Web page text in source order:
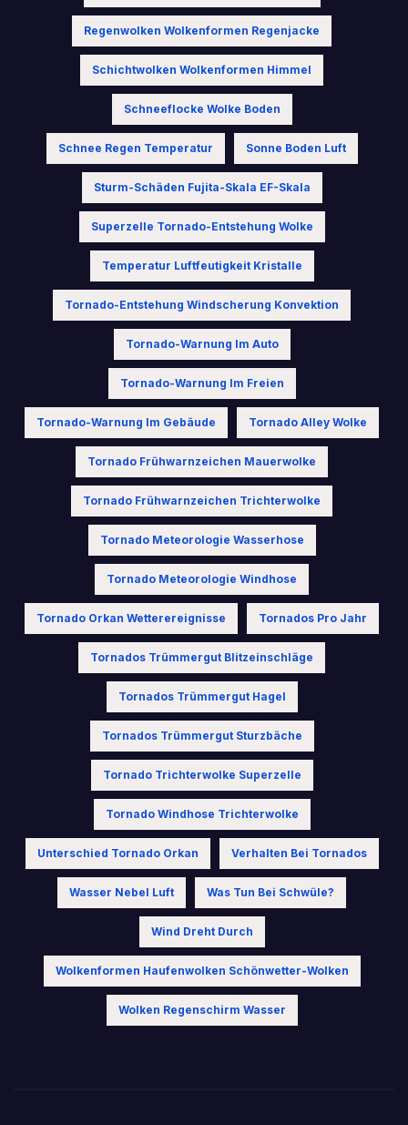
Regenwolken Wolkenformen Regenjacke
Schichtwolken Wolkenformen Himmel
Schneeflocke Wolke Boden
Schnee Regen Temperatur Sonne Boden Luft
Sturm-Schäden Fujita-Skala EF-Skala
Superzelle Tornado-Entstehung Wolke
Temperatur Luftfeutigkeit Kristalle
Tornado-Entstehung Windscherung Konvektion
Tornado-Warnung Im Auto
Tornado-Warnung Im Freien
Tornado-Warnung Im Gebäude Tornado Alley Wolke
Tornado Frühwarnzeichen Mauerwolke
Tornado Frühwarnzeichen Trichterwolke
Tornado Meteorologie Wasserhose
Tornado Meteorologie Windhose
Tornado Orkan Wetterereignisse Tornados Pro Jahr
Tornados Trümmergut Blitzeinschläge
Tornados Trümmergut Hagel
Tornados Trümmergut Sturzbäche
Tornado Trichterwolke Superzelle
Tornado Windhose Trichterwolke
Unterschied Tornado Orkan Verhalten Bei Tornados
Wasser Nebel Luft Was Tun Bei Schwüle?
Wind Dreht Durch
Wolkenformen Haufenwolken Schönwetter-Wolken
Wolken Regenschirm Wasser